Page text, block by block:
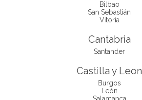
Bilbao
San Sebastián
Vitoria
Cantabria
Santander
Castilla y Leon
Burgos
León